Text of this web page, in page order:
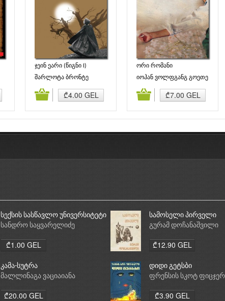
ჯეინ ეარი (წიგნი I)
შარლოტა ბრონტე
₾4.00 GEL
ორი რომანი
იოჰან ვოლფგანგ გოეთე
₾7.00 GEL
კალათაში დამატება კალათაში დამატება
სექსის სასწავლო უნივერსიტეტი
სანდრო საყვარელიძე
₾1.00 GEL
სამოსელი პირველი
გურამ დოჩანაშვილი
₾12.90 GEL
კამა-სუტრა
მალლინაგა ვაციაიანა
₾20.00 GEL
დიდი გეტსბი
ფრენსის სკოტ
₾3.90 GEL